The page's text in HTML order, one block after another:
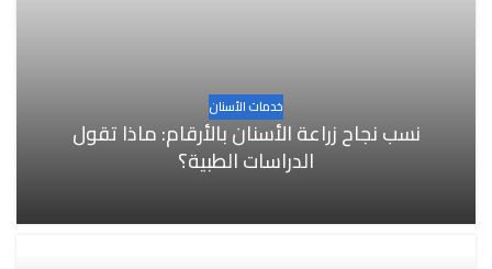
خدمات الأسنان
نسب نجاح زراعة الأسنان بالأرقام: ماذا تقول
الدراسات الطبية؟